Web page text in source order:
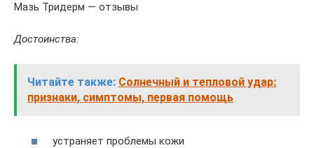
Мазь Тридерм — отзывы
Достоинства:
Читайте также: Солнечный и тепловой удар:
признаки, симптомы, первая помощь
устраняет проблемы кожи